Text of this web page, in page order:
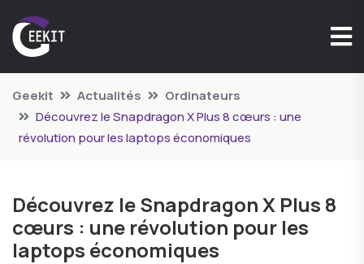
Geekit Actualités
Ordinateurs
Découvrez le Snapdragon X Plus 8 cœurs : une
révolution pour les laptops économiques
Découvrez le Snapdragon X Plus 8
cœurs : une révolution pour les
laptops économiques